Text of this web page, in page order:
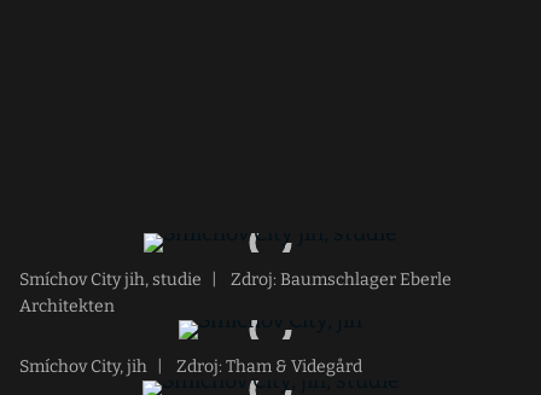
Smíchov City jih, studie
Zdroj: Baumschlager Eberle
Architekten
Smíchov City, jih Zdroj: Tham & Videgård